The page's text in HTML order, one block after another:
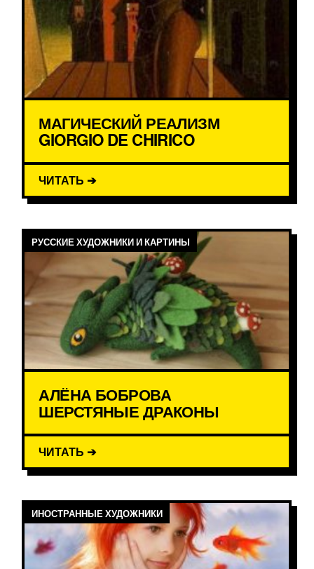
МАГИЧЕСКИЙ РЕАЛИЗМ
GIORGIO DE CHIRICO
ЧИТАТЬ ➔
РУССКИЕ ХУДОЖНИКИ И КАРТИНЫ
АЛЁНА БОБРОВА
ШЕРСТЯНЫЕ ДРАКОНЫ
ЧИТАТЬ ➔
ИНОСТРАННЫЕ ХУДОЖНИКИ